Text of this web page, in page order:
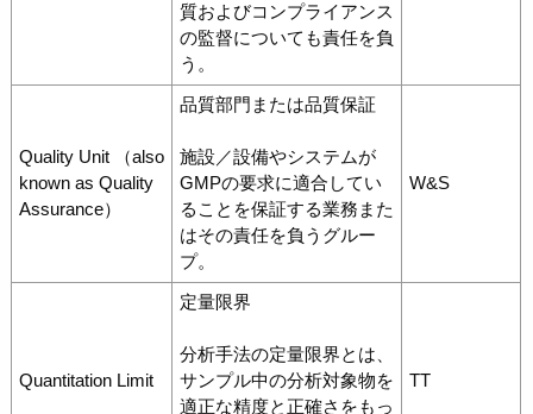
質およびコンプライアンス
の監督についても責任を負
う。
Quality Unit （also
known as Quality
Assurance）
品質部門または品質保証
施設／設備やシステムが
GMPの要求に適合してい
ることを保証する業務また
はその責任を負うグルー
プ。
W&S
Quantitation Limit
定量限界
分析手法の定量限界とは、
サンプル中の分析対象物を
適正な精度と正確さをもっ
TT